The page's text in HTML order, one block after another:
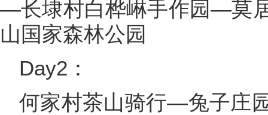
—长埭村白桦崊手作园—莫
山国家森林公园
Day2：
何家村茶山骑行—兔子庄